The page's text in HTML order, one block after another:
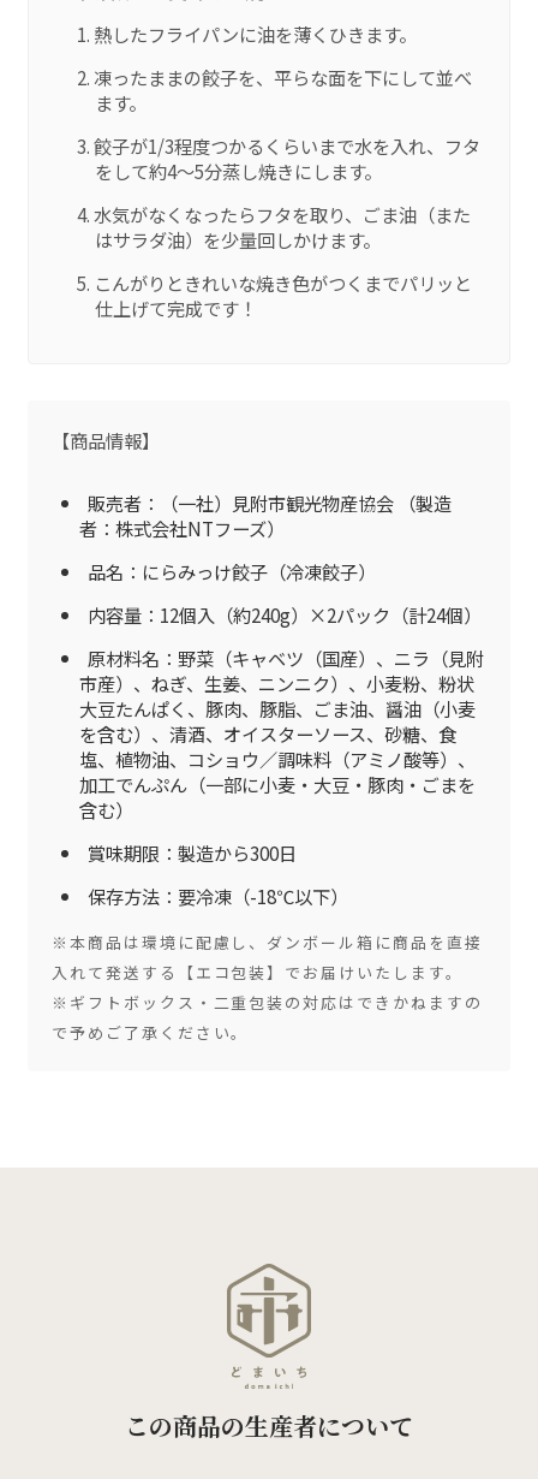
熱したフライパンに油を薄くひきます。
凍ったままの餃子を、平らな面を下にして並べ
ます。
餃子が1/3程度つかるくらいまで水を入れ、フタ
をして約4～5分蒸し焼きにします。
水気がなくなったらフタを取り、ごま油（また
はサラダ油）を少量回しかけます。
こんがりときれいな焼き色がつくまでパリッと
仕上げて完成です！
【商品情報】
販売者：（一社）見附市観光物産協会 （製造
者：株式会社NTフーズ）
品名：にらみっけ餃子（冷凍餃子）
内容量：12個入（約240g）×2パック（計24個）
原材料名：野菜（キャベツ（国産）、ニラ（見附
市産）、ねぎ、生姜、ニンニク）、小麦粉、粉状
大豆たんぱく、豚肉、豚脂、ごま油、醤油（小麦
を含む）、清酒、オイスターソース、砂糖、食
塩、植物油、コショウ／調味料（アミノ酸等）、
加工でんぷん（一部に小麦・大豆・豚肉・ごまを
含む）
賞味期限：製造から300日
保存方法：要冷凍（-18℃以下）
※本商品は環境に配慮し、ダンボール箱に商品を直接
入れて発送する【エコ包装】でお届けいたします。
※ギフトボックス・二重包装の対応はできかねますの
で予めご了承ください。
この商品の生産者について